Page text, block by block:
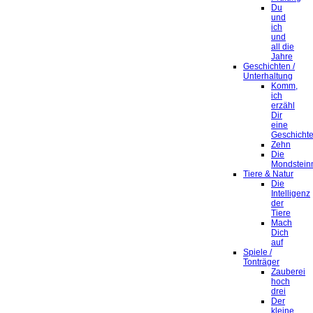
Du
und
ich
und
all die
Jahre
Geschichten /
Unterhaltung
Komm,
ich
erzähl
Dir
eine
Geschichte
Zehn
Die
Tiere & Natur
Die
Intelligenz
der
Tiere
Mach
Dich
auf
Spiele /
Tonträger
Zauberei
hoch
drei
Der
kleine